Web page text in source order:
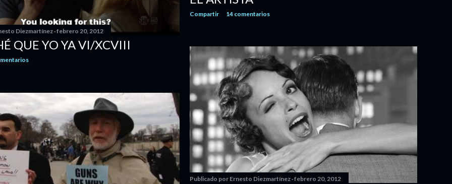
Compartir 14 comentarios
Diezmartínez febrero 20, 2012
QUE YO YA VI/XCVIII
Publicado por Ernesto Diezmartínez febrero 20, 2012